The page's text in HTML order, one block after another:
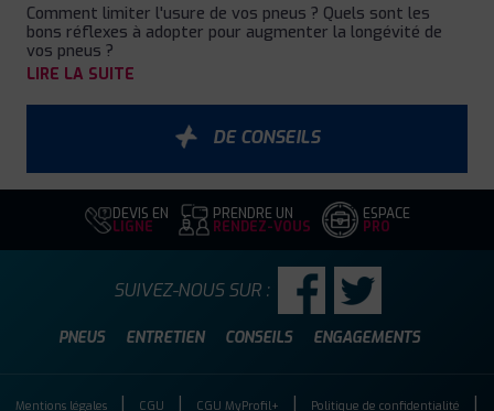
Comment limiter l'usure de vos pneus ? Quels sont les
bons réflexes à adopter pour augmenter la longévité de
vos pneus ?
LIRE LA SUITE
DE CONSEILS
DEVIS EN
LIGNE
PRENDRE UN
RENDEZ-VOUS
ESPACE
PRO
PNEUS ENTRETIEN CONSEILS ENGAGEMENTS
SUIVEZ-NOUS SUR :
Mentions légales CGU CGU MyProfil+ Politique de confidentialité